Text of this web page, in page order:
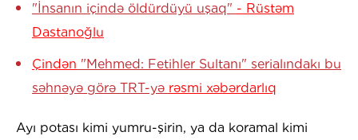
"İnsanın içində öldürdüyü uşaq" - Rüstəm
Dastanoğlu
Çindən "Mehmed: Fetihler Sultanı" serialındakı bu
səhnəyə görə TRT-yə rəsmi xəbərdarlıq
Ayı potası kimi yumru-şirin, ya da koramal kimi